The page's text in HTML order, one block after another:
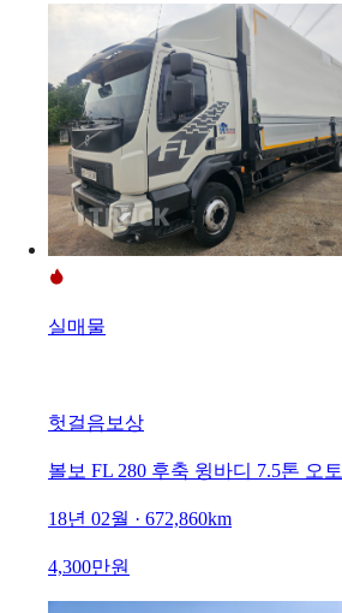
실매물
헛걸음보상
볼보 FL 280 후축 윙바디 7.5톤 오토
18년 02월 · 672,860km
4,300만원